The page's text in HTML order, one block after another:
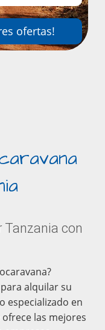
ofertas!
Tanzania con
alquilar su
especializado en
las mejores